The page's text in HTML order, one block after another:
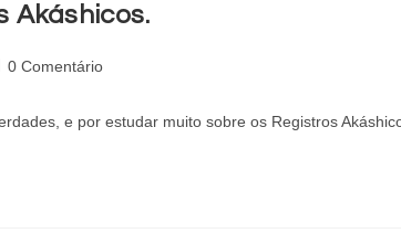
Akáshicos.
0 Comentário
e por estudar muito sobre os Registros